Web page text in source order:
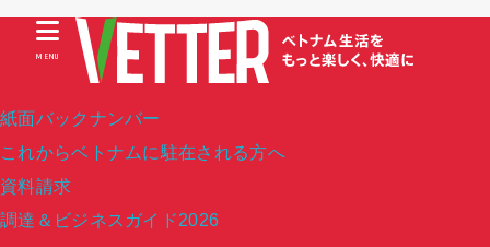
紙面バックナンバー
これからベトナムに駐在される方へ
資料請求
調達＆ビジネスガイド2026
MENU